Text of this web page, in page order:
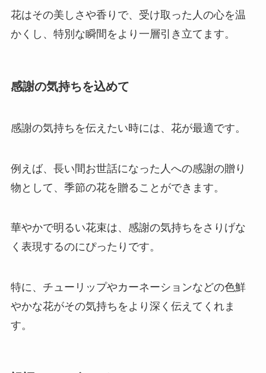
花はその美しさや香りで、受け取った人の心を温
かくし、特別な瞬間をより一層引き立てます。
感謝の気持ちを込めて
感謝の気持ちを伝えたい時には、花が最適です。
例えば、長い間お世話になった人への感謝の贈り
物として、季節の花を贈ることができます。
華やかで明るい花束は、感謝の気持ちをさりげな
く表現するのにぴったりです。
特に、チューリップやカーネーションなどの色鮮
やかな花がその気持ちをより深く伝えてくれま
す。